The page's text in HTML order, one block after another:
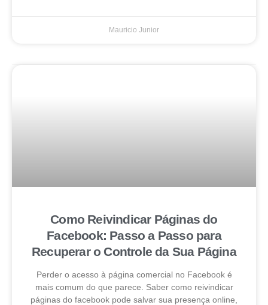
Mauricio Junior
Como Reivindicar Páginas do
Facebook: Passo a Passo para
Recuperar o Controle da Sua Página
Perder o acesso à página comercial no Facebook é
mais comum do que parece. Saber como reivindicar
páginas do facebook pode salvar sua presença online,